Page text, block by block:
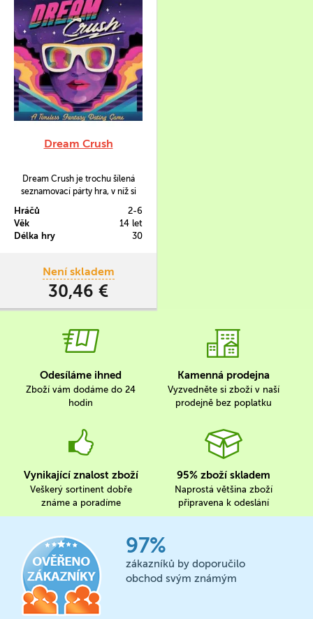
Dream Crush
Dream Crush je trochu šílená
seznamovací párty hra, v níž si
zároveň se snažíte dobrat k tomu,
kdo se tajně ukrývá v srdcích
vašich spoluhráčů. Šílené téma je
takže pokud máte chuť na šílenou
zábavu, jste tu správně.
Hráčů
2-6
Věk
14 let
Délka hry
30
Není skladem
30,46 €
Odesíláme ihned
Zboží vám dodáme do 24
hodin
Kamenná prodejna
Vyzvedněte si zboží v naší
prodejně bez poplatku
Vynikající znalost zboží
Veškerý sortinent dobře
známe a poradíme
95% zboží skladem
Naprostá většina zboží
připravena k odeslání
97%
zákazníků by doporučilo
obchod svým známým